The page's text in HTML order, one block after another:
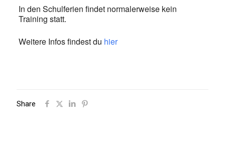
In den Schulferien findet normalerweise kein
Training statt.
Weitere Infos findest du hier
Share